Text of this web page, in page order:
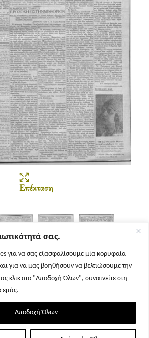
σας.
για να σας εξασφαλίσουμε μία κορυφαία
για να μας βοηθήσουν να βελτιώσουμε την
κλικ στο "Αποδοχή Όλων", συναινείτε στη
εμάς.
Αποδοχή Όλων
Επέκταση
Σελίδα 2 Σελίδα 3 Σελίδα 4